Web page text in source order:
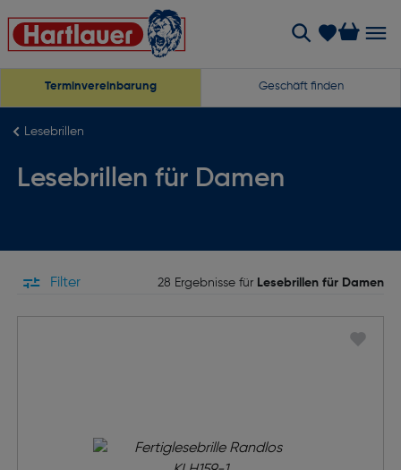
Terminvereinbarung Geschäft finden
Lesebrillen
Lesebrillen für Damen
Filter 28 Ergebnisse für Lesebrillen für Damen